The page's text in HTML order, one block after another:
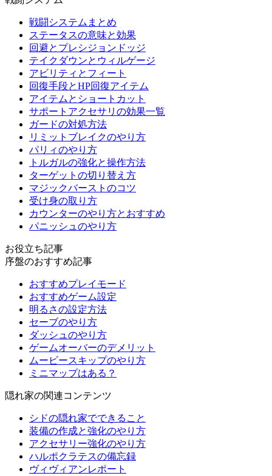
戦闘システムまとめ
ステータスの意味と効果
回避とプレシジョンドッジ
テイクダウンとウィルゲージ
アビリティとフィート
回復手段とHP回復アイテム
アイテムとショートカット
サポートアクセサリの効果一覧
ガードの対処方法
リミットブレイクのやり方
パリィのやり方
トルガルの強化と操作方法
ターゲットの切り替え方
マジックバーストのコツ
受け身の取り方
カウンターのやり方とおすすめ
パニッシュのやり方
お役立ち記事
序盤のおすすめ記事
おすすめプレイモード
おすすめゲーム設定
明るさの設定方法
セーブのやり方
ダッシュのやり方
ゲームオーバーのデメリット
ムービースキップのやり方
ミニマップはある？
隠れ家の関連コンテンツ
シドの隠れ家でできること
装備の作成と強化のやり方
アクセサリー強化のやり方
ハルポクラテスの備忘録
ヴィヴィアンレポート